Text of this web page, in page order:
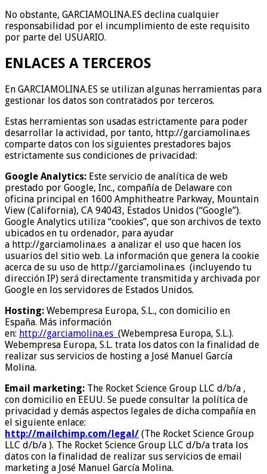
No obstante, GARCIAMOLINA.ES declina cualquier
responsabilidad por el incumplimiento de este requisito
por parte del USUARIO.
ENLACES A TERCEROS
En GARCIAMOLINA.ES se utilizan algunas herramientas para
gestionar los datos son contratados por terceros.
Estas herramientas son usadas estrictamente para poder
desarrollar la actividad, por tanto, http://garciamolina.es
comparte datos con los siguientes prestadores bajos
estrictamente sus condiciones de privacidad:
Google Analytics: Este servicio de analítica de web
prestado por Google, Inc., compañía de Delaware con
oficina principal en 1600 Amphitheatre Parkway, Mountain
View (California), CA 94043, Estados Unidos (“Google”).
Google Analytics utiliza “cookies”, que son archivos de texto
ubicados en tu ordenador, para ayudar
a http://garciamolina.es a analizar el uso que hacen los
usuarios del sitio web. La información que genera la cookie
acerca de su uso de http://garciamolina.es (incluyendo tu
dirección IP) será directamente transmitida y archivada por
Google en los servidores de Estados Unidos.
Hosting: Webempresa Europa, S.L., con domicilio en
España. Más información
en: http://garciamolina.es (Webempresa Europa, S.L.).
Webempresa Europa, S.L. trata los datos con la finalidad de
realizar sus servicios de hosting a José Manuel García
Molina.
Email marketing: The Rocket Science Group LLC d/b/a ,
con domicilio en EEUU. Se puede consultar la política de
privacidad y demás aspectos legales de dicha compañía en
el siguiente enlace:
http://mailchimp.com/legal/ (The Rocket Science Group
LLC d/b/a ). The Rocket Science Group LLC d/b/a trata los
datos con la finalidad de realizar sus servicios de email
marketing a José Manuel García Molina.